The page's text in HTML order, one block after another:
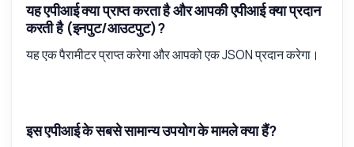
यह एपीआई क्या प्राप्त करता है और आपकी एपीआई क्या प्रदान
करती है (इनपुट/आउटपुट)?
यह एक पैरामीटर प्राप्त करेगा और आपको एक JSON प्रदान करेगा।
इस एपीआई के सबसे सामान्य उपयोग के मामले क्या हैं?